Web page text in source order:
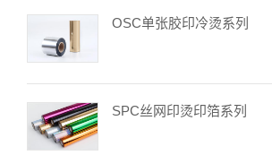
OSC单张胶印冷烫系列
SPC丝网印烫印箔系列